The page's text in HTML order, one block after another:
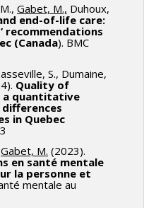
Gabet, M., Duhoux,
end-of-life care:
recommendations
(Canada). BMC
S., Dumaine,
Quality of
a quantitative
in Quebec
Gabet, M. (2023).
en santé mentale
la personne et
mentale au